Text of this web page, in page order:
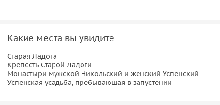
Протяжённость маршрута — около 5 часов.
Какие места вы увидите
Старая Ладога
Крепость Старой Ладоги
Монастыри мужской Никольский и женский Успенский
Успенская усадьба, пребывающая в запустении